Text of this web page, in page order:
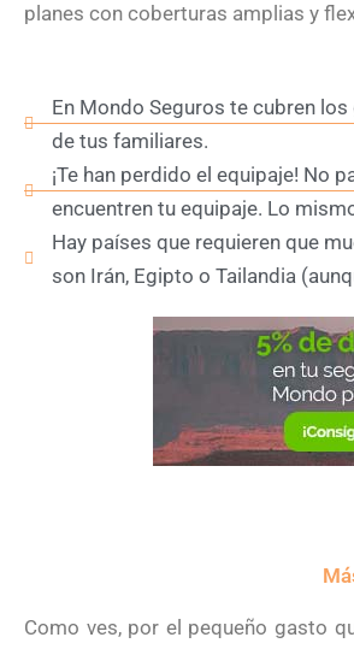
planes con coberturas amplias y
En Mondo Seguros te cubren
de tus familiares.
¡Te han perdido el equipaje! No
encuentren tu equipaje. Lo
Hay países que requieren que
son Irán, Egipto o Tailandia
Como ves, por el pequeño gasto